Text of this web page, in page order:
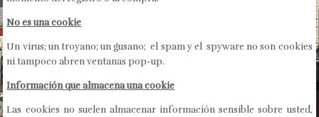
No es una cookie
Un virus; un troyano; un gusano; el spam y el spyware no son cookies
ni tampoco abren ventanas pop-up.
Información que almacena una cookie
Las cookies no suelen almacenar información sensible sobre usted,